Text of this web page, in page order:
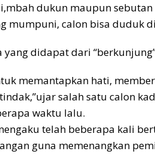
dukun maupun
mumpuni, calon bisa duduk
yang didapat dari
memantapkan hati,
salah satu calon
waktu lalu.
telah beberapa kali
guna memenangkan